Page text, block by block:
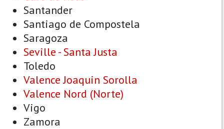
Santander
Santiago de Compostela
Saragoza
Seville - Santa Justa
Toledo
Valence Joaquin Sorolla
Valence Nord (Norte)
Vigo
Zamora